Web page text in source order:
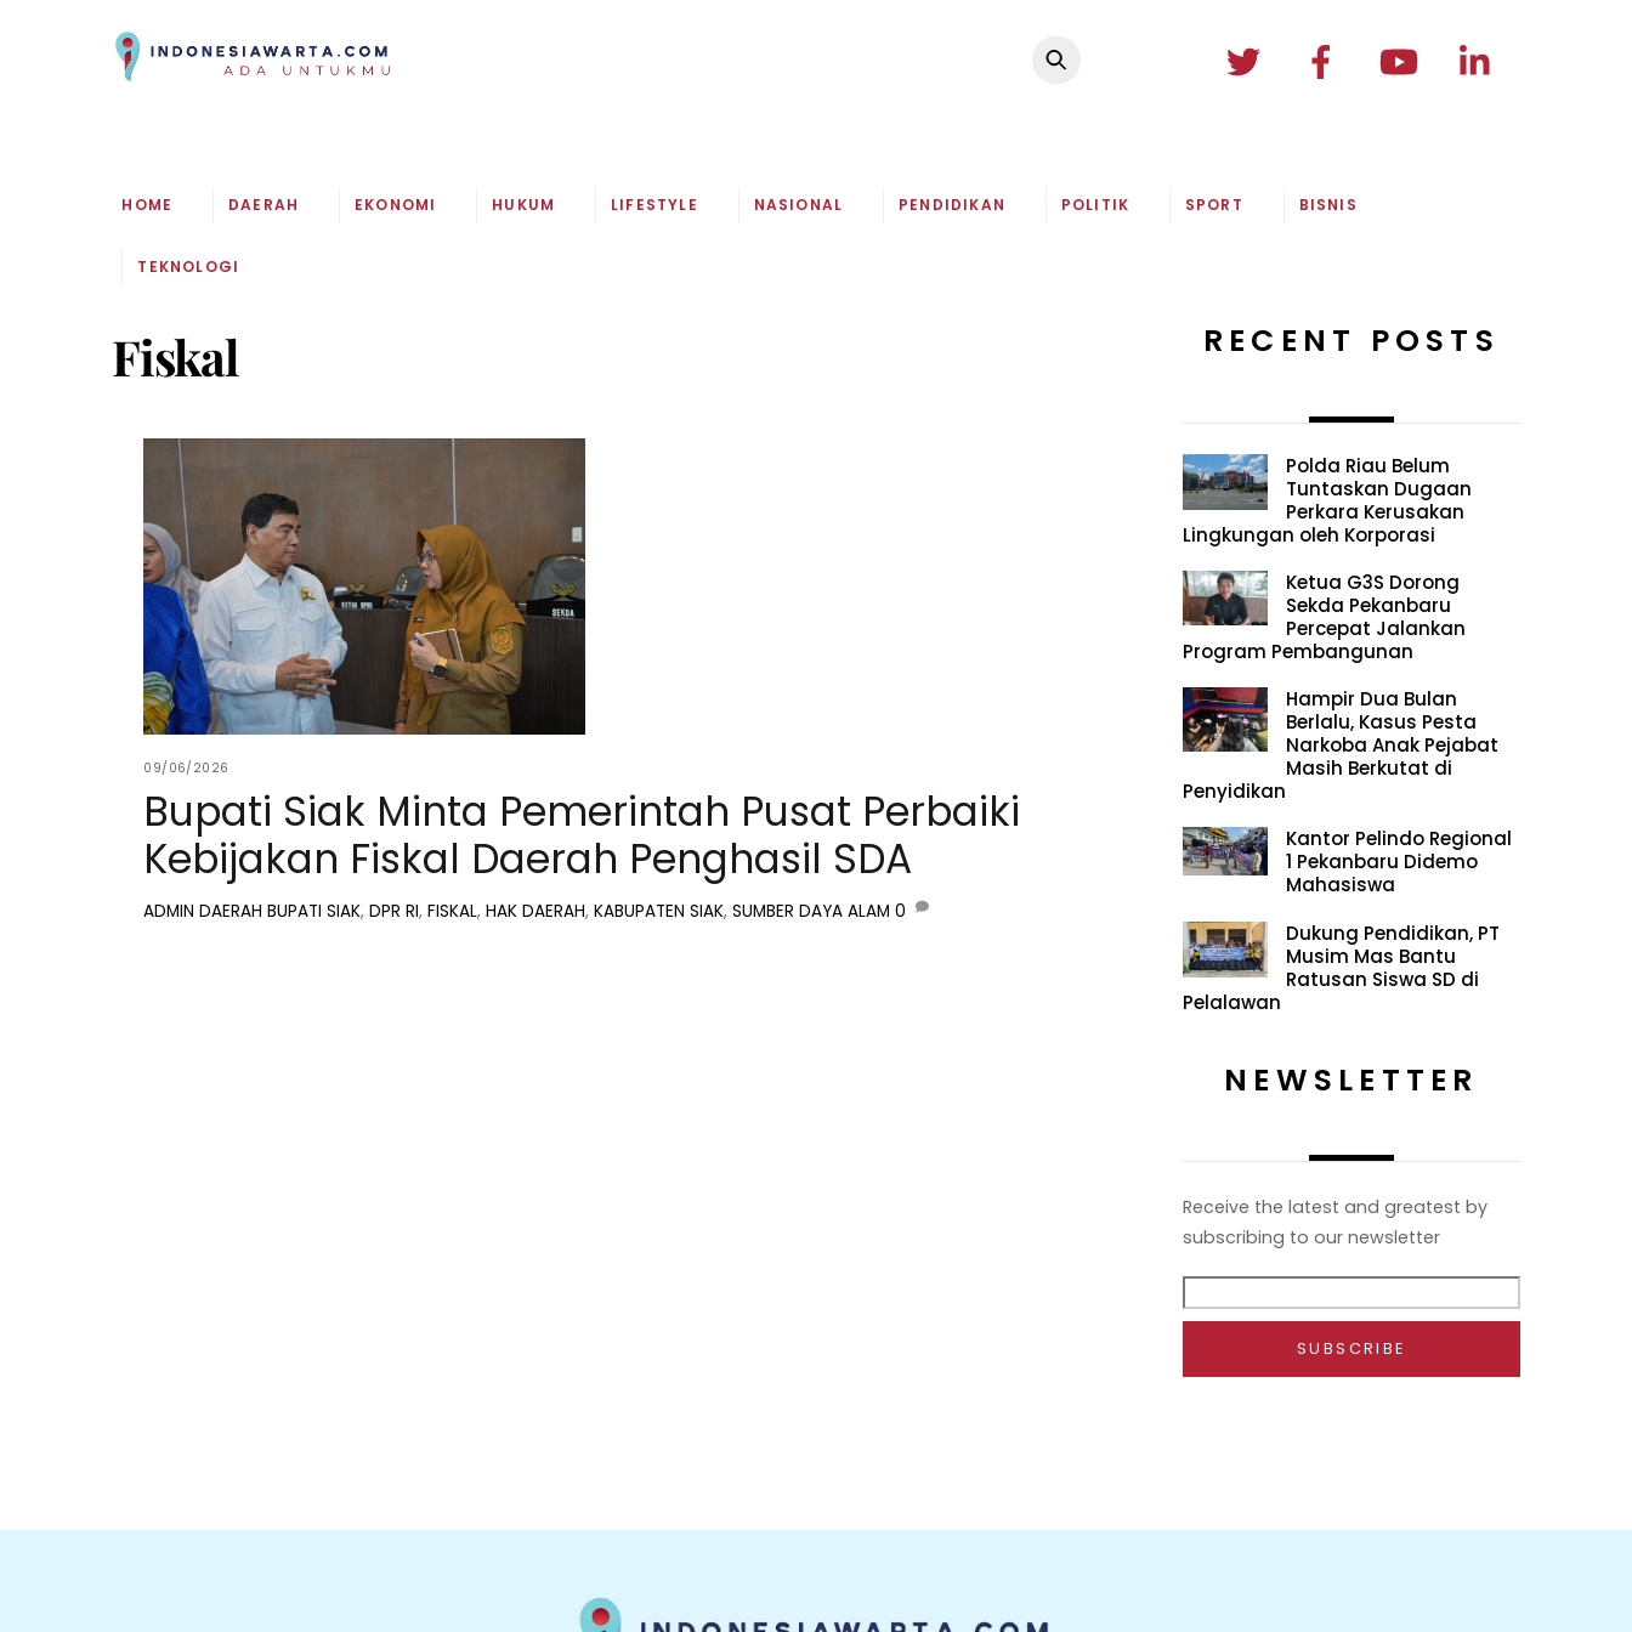
HOME DAERAH EKONOMI HUKUM LIFESTYLE NASIONAL PENDIDIKAN POLITIK SPORT BISNIS
TEKNOLOGI
Fiskal
09/06/2026
Bupati Siak Minta Pemerintah Pusat Perbaiki
Kebijakan Fiskal Daerah Penghasil SDA
ADMIN DAERAH BUPATI SIAK,DPR RI,FISKAL,HAK DAERAH,KABUPATEN SIAK,SUMBER DAYA ALAM 0
RECENT POSTS
Polda Riau Belum
Tuntaskan Dugaan
Perkara Kerusakan
Lingkungan oleh Korporasi
Ketua G3S Dorong
Sekda Pekanbaru
Percepat Jalankan
Program Pembangunan
Hampir Dua Bulan
Berlalu, Kasus Pesta
Narkoba Anak Pejabat
Masih Berkutat di
Penyidikan
Kantor Pelindo Regional
1 Pekanbaru Didemo
Mahasiswa
Dukung Pendidikan, PT
Musim Mas Bantu
Ratusan Siswa SD di
Pelalawan
NEWSLETTER
Receive the latest and greatest by
subscribing to our newsletter